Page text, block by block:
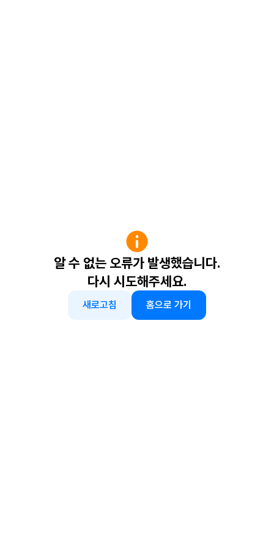
알 수 없는 오류가 발생했습니다.
다시 시도해주세요.
새로고침 홈으로 가기